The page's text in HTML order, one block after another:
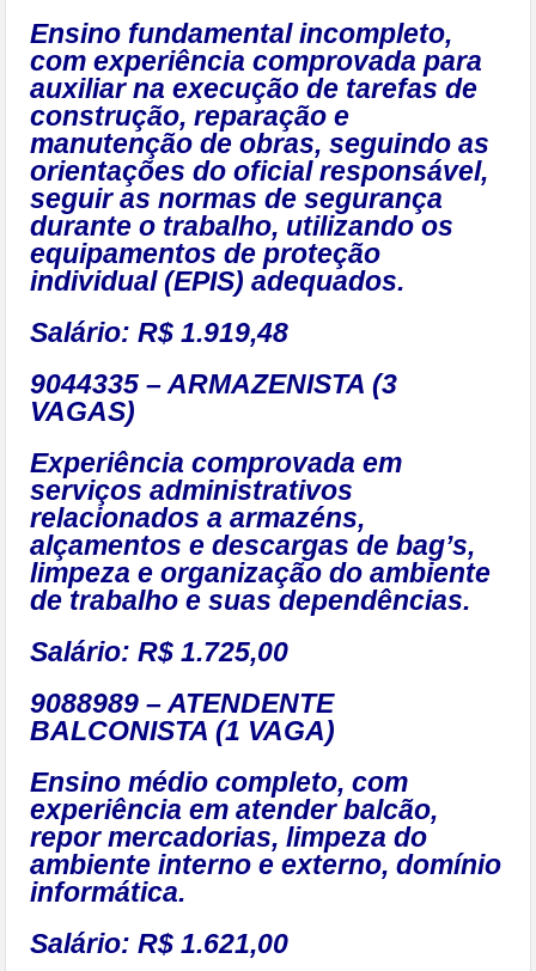
Ensino fundamental incompleto,
com experiência comprovada para
auxiliar na execução de tarefas de
construção, reparação e
manutenção de obras, seguindo as
orientações do oficial responsável,
seguir as normas de segurança
durante o trabalho, utilizando os
equipamentos de proteção
individual (EPIS) adequados.
Salário: R$ 1.919,48
9044335 – ARMAZENISTA (3
VAGAS)
Experiência comprovada em
serviços administrativos
relacionados a armazéns,
alçamentos e descargas de bag’s,
limpeza e organização do ambiente
de trabalho e suas dependências.
Salário: R$ 1.725,00
9088989 – ATENDENTE
BALCONISTA (1 VAGA)
Ensino médio completo, com
experiência em atender balcão,
repor mercadorias, limpeza do
ambiente interno e externo, domínio
informática.
Salário: R$ 1.621,00